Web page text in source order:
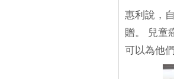
惠利說，
贈。 兒童
可以為他